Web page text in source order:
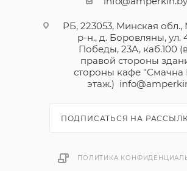
РБ, 223053, Минская
р-н., д. Боровляны, ул.
Победы, 23А, каб.100
правой стороны
стороны кафе "Смачна
этаж.)
ПОДПИСАТЬСЯ НА
ПОЛИТИКА